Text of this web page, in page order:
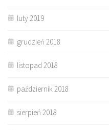
luty 2019
grudzień 2018
listopad 2018
październik 2018
sierpień 2018